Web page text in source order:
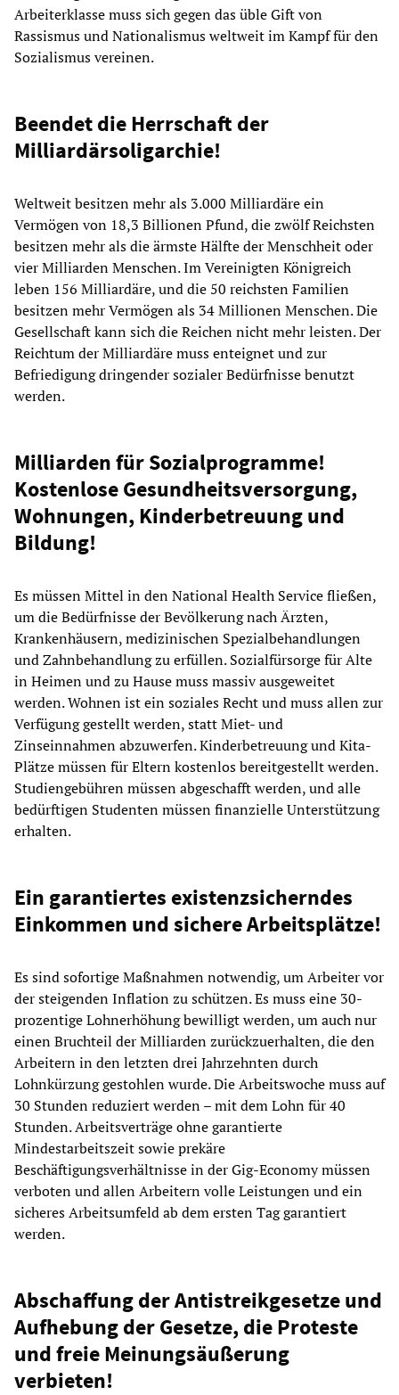
Arbeiterklasse muss sich gegen das üble Gift von
Rassismus und Nationalismus weltweit im Kampf für den
Sozialismus vereinen.
Beendet die Herrschaft der
Milliardärsoligarchie!
Weltweit besitzen mehr als 3.000 Milliardäre ein
Vermögen von 18,3 Billionen Pfund, die zwölf Reichsten
besitzen mehr als die ärmste Hälfte der Menschheit oder
vier Milliarden Menschen. Im Vereinigten Königreich
leben 156 Milliardäre, und die 50 reichsten Familien
besitzen mehr Vermögen als 34 Millionen Menschen. Die
Gesellschaft kann sich die Reichen nicht mehr leisten. Der
Reichtum der Milliardäre muss enteignet und zur
Befriedigung dringender sozialer Bedürfnisse benutzt
werden.
Milliarden für Sozialprogramme!
Kostenlose Gesundheitsversorgung,
Wohnungen, Kinderbetreuung und
Bildung!
Es müssen Mittel in den National Health Service fließen,
um die Bedürfnisse der Bevölkerung nach Ärzten,
Krankenhäusern, medizinischen Spezialbehandlungen
und Zahnbehandlung zu erfüllen. Sozialfürsorge für Alte
in Heimen und zu Hause muss massiv ausgeweitet
werden. Wohnen ist ein soziales Recht und muss allen zur
Verfügung gestellt werden, statt Miet- und
Zinseinnahmen abzuwerfen. Kinderbetreuung und Kita-
Plätze müssen für Eltern kostenlos bereitgestellt werden.
Studiengebühren müssen abgeschafft werden, und alle
bedürftigen Studenten müssen finanzielle Unterstützung
erhalten.
Ein garantiertes existenzsicherndes
Einkommen und sichere Arbeitsplätze!
Es sind sofortige Maßnahmen notwendig, um Arbeiter vor
der steigenden Inflation zu schützen. Es muss eine 30-
prozentige Lohnerhöhung bewilligt werden, um auch nur
einen Bruchteil der Milliarden zurückzuerhalten, die den
Arbeitern in den letzten drei Jahrzehnten durch
Lohnkürzung gestohlen wurde. Die Arbeitswoche muss auf
30 Stunden reduziert werden – mit dem Lohn für 40
Stunden. Arbeitsverträge ohne garantierte
Mindestarbeitszeit sowie prekäre
Beschäftigungsverhältnisse in der Gig-Economy müssen
verboten und allen Arbeitern volle Leistungen und ein
sicheres Arbeitsumfeld ab dem ersten Tag garantiert
werden.
Abschaffung der Antistreikgesetze und
Aufhebung der Gesetze, die Proteste
und freie Meinungsäußerung
verbieten!